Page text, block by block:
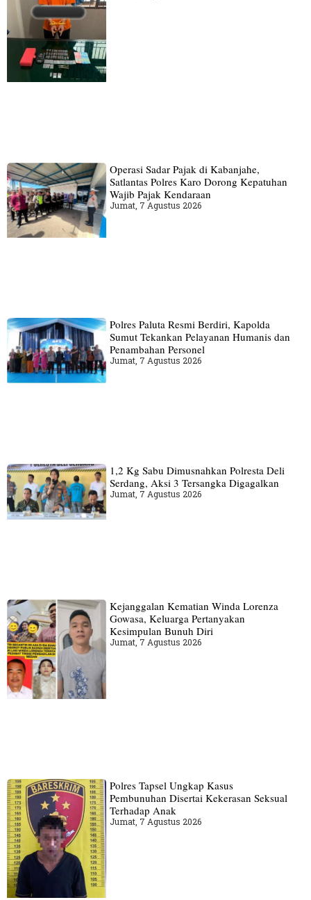
Operasi Sadar Pajak di Kabanjahe,
Satlantas Polres Karo Dorong Kepatuhan
Wajib Pajak Kendaraan
Jumat, 7 Agustus 2026
Polres Paluta Resmi Berdiri, Kapolda
Sumut Tekankan Pelayanan Humanis dan
Penambahan Personel
Jumat, 7 Agustus 2026
1,2 Kg Sabu Dimusnahkan Polresta Deli
Serdang, Aksi 3 Tersangka Digagalkan
Jumat, 7 Agustus 2026
Kejanggalan Kematian Winda Lorenza
Gowasa, Keluarga Pertanyakan
Kesimpulan Bunuh Diri
Jumat, 7 Agustus 2026
Polres Tapsel Ungkap Kasus
Pembunuhan Disertai Kekerasan Seksual
Terhadap Anak
Jumat, 7 Agustus 2026